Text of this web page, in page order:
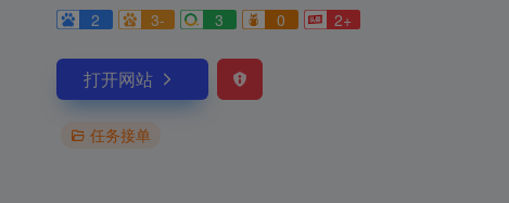
2
3- 3 0 2+
打开网站
任务接单